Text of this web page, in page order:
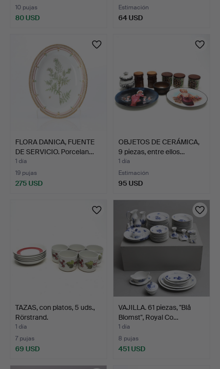
10 pujas
80 USD
Estimación
64 USD
FLORA DANICA, FUENTE
DE SERVICIO. Porcelan…
1 día
19 pujas
275 USD
OBJETOS DE CERÁMICA,
9 piezas, entre ellos…
1 día
Estimación
95 USD
TAZAS, con platos, 5 uds.,
Rörstrand.
1 día
7 pujas
69 USD
VAJILLA. 61 piezas, "Blå
Blomst", Royal Co…
1 día
8 pujas
451 USD